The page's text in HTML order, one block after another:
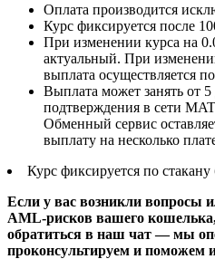
Оплата производится
Курс фиксируется после
При изменении курса на
актуальный. При
выплата осуществляется
Выплата может занять от
подтверждения в сети
Обменный сервис
выплату на несколько
Курс фиксируется по
Если у вас возникли вопросы
AML-рисков вашего
обратиться в наш чат — мы
проконсультируем и поможем